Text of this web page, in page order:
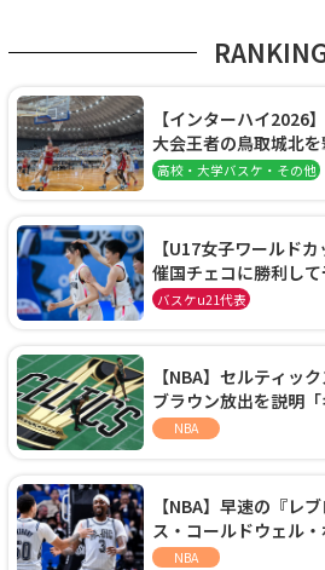
【インターハイ2026
大会王者の鳥取城北
阜女子に完勝、大会3
高校・大学バスケ・その他
【U17女子ワールド
催国チェコに勝利し
通過！準々決勝の相
バスケu21代表
【NBA】セルティッ
ブラウン放出を説明
手に集中するチーム
NBA
【NBA】早速の『レ
ス・コールドウェル
ーズに1年契約で加入
NBA